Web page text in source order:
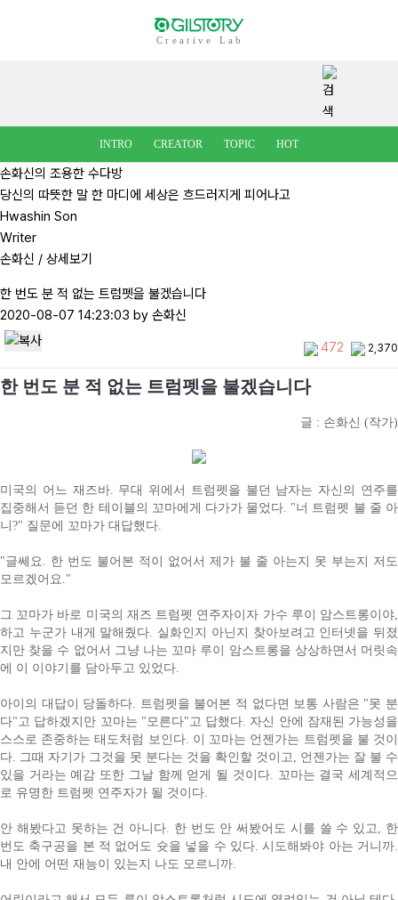
Creative Lab
INTRO CREATOR TOPIC HOT
손화신의 조용한 수다방
당신의 따뜻한 말 한 마디에 세상은 흐드러지게 피어나고
Hwashin Son
Writer
손화신 / 상세보기
한 번도 분 적 없는 트럼펫을 불겠습니다
2020-08-07 14:23:03 by 손화신
472 2,370
한 번도 분 적 없는 트럼펫을 불겠습니다
글 : 손화신 (작가)
미국의 어느 재즈바. 무대 위에서 트럼펫을 불던 남자는 자신의 연주를
집중해서 듣던 한 테이블의 꼬마에게 다가가 물었다. "너 트럼펫 불 줄 아
니?" 질문에 꼬마가 대답했다.
"글쎄요. 한 번도 불어본 적이 없어서 제가 불 줄 아는지 못 부는지 저도
모르겠어요."
그 꼬마가 바로 미국의 재즈 트럼펫 연주자이자 가수 루이 암스트롱이야,
하고 누군가 내게 말해줬다. 실화인지 아닌지 찾아보려고 인터넷을 뒤졌
지만 찾을 수 없어서 그냥 나는 꼬마 루이 암스트롱을 상상하면서 머릿속
에 이 이야기를 담아두고 있었다.
아이의 대답이 당돌하다. 트럼펫을 불어본 적 없다면 보통 사람은 "못 분
다"고 답하겠지만 꼬마는 "모른다"고 답했다. 자신 안에 잠재된 가능성을
스스로 존중하는 태도처럼 보인다. 이 꼬마는 언젠가는 트럼펫을 불 것이
다. 그때 자기가 그것을 못 분다는 것을 확인할 것이고, 언젠가는 잘 불 수
있을 거라는 예감 또한 그날 함께 얻게 될 것이다. 꼬마는 결국 세계적으
로 유명한 트럼펫 연주자가 될 것이다.
안 해봤다고 못하는 건 아니다. 한 번도 안 써봤어도 시를 쓸 수 있고, 한
번도 축구공을 본 적 없어도 슛을 넣을 수 있다. 시도해봐야 아는 거니까.
내 안에 어떤 재능이 있는지 나도 모르니까.